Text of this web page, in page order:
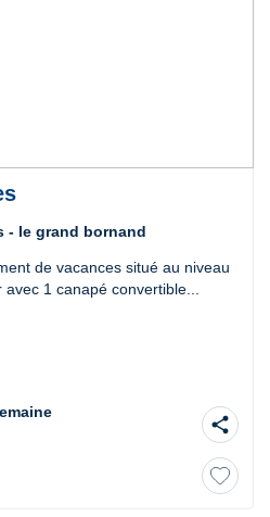
- le grand bornand
de vacances situé au niveau
1 canapé convertible...
share